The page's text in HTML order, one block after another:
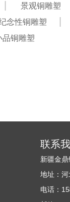
景观铜雕塑
念性铜雕塑
品铜雕塑
联系
新疆金鼎
地址：
电话：